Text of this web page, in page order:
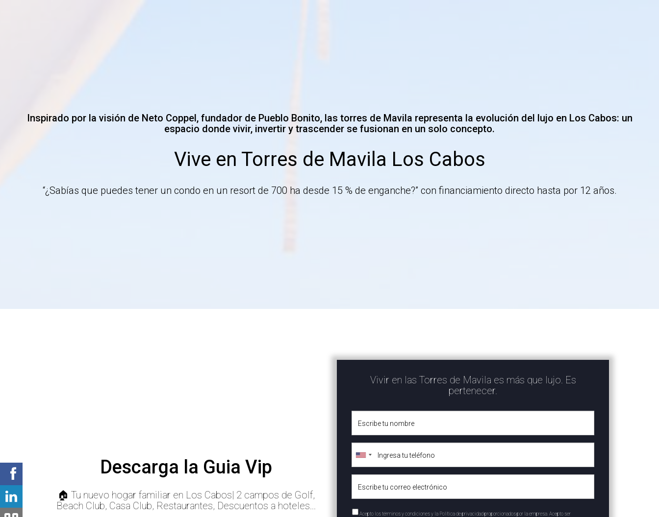
Inspirado por la visión de Neto Coppel, fundador de Pueblo Bonito, las torres de Mavila representa la evolución del lujo en Los Cabos: un
espacio donde vivir, invertir y trascender se fusionan en un solo concepto.
Vive en Torres de Mavila Los Cabos
“¿Sabías que puedes tener un condo en un resort de 700 ha desde 15 % de enganche?” con financiamiento directo hasta por 12 años.
Descarga la Guia Vip
🏠 Tu nuevo hogar familiar en Los Cabos| 2 campos de Golf,
Beach Club, Casa Club, Restaurantes, Descuentos a hoteles...
Vivir en las Torres de Mavila es más que lujo. Es
pertenecer.
Acepto los términos y condiciones y la Política de privacidad proporcionados por la empresa. Acepto ser